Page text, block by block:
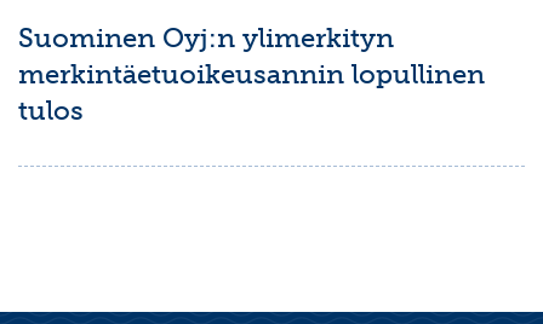
Suominen Oyj:n ylimerkityn
merkintäetuoikeusannin lopullinen
tulos